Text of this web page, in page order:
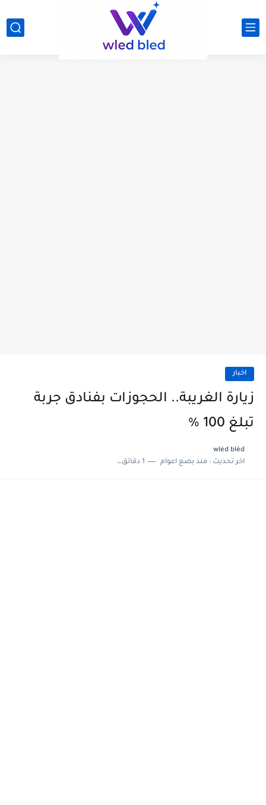
اخبار
زيارة الغريبة.. الحجوزات بفنادق جربة
تبلغ 100 %
wléd bléd
اخر تحديث :منذ بضع اعوام 1 دقائق للقراءة